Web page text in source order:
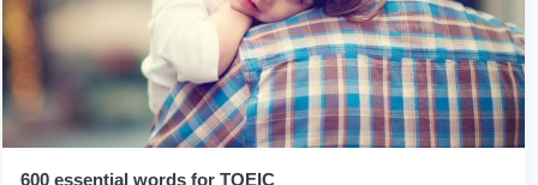
600 essential words for TOEIC